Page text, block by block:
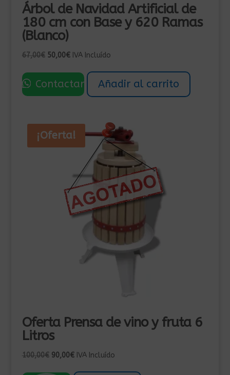
Árbol de Navidad Artificial de
180 cm con Base y 620 Ramas
(Blanco)
67,00€ El
original
era:
50,00€El
actual
es:
IVA Incluído
Contactar Añadir al carrito
¡Oferta!
Oferta Prensa de vino y fruta 6
Litros
100,00€ El
90,00€ElIVA Incluído